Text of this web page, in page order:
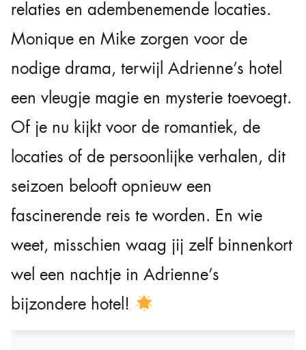
relaties en adembenemende locaties.
Monique en Mike zorgen voor de
nodige drama, terwijl Adrienne’s hotel
een vleugje magie en mysterie toevoegt.
Of je nu kijkt voor de romantiek, de
locaties of de persoonlijke verhalen, dit
seizoen belooft opnieuw een
fascinerende reis te worden. En wie
weet, misschien waag jij zelf binnenkort
wel een nachtje in Adrienne’s
bijzondere hotel!